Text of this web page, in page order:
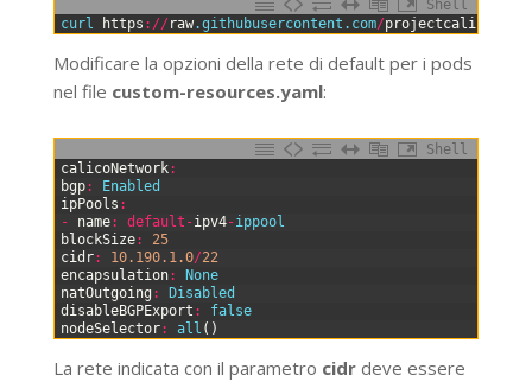
Shell
curl https : // raw.githubusercontent .com/projectcalico
Modificare la opzioni della rete di default per i pods
nel file custom-resources.yaml:
Shell
calicoNetwork:
bgp:
Enabled
ipPools :
-
name: default -ipv4-ippool
blockSize:
25
cidr: 10.190.1.0/22
encapsulation:
None
natOutgoing :
Disabled
disableBGPExport :
false
nodeSelector: all ( )
La rete indicata con il parametro cidrdeve essere